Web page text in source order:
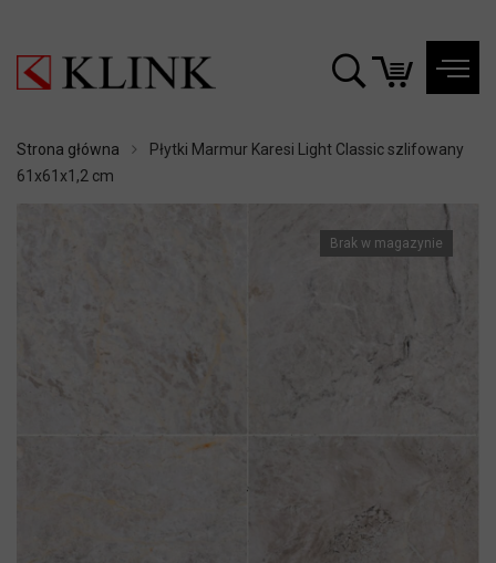
Strona główna
Płytki Marmur Karesi Light Classic szlifowany
61x61x1,2 cm
Brak w magazynie